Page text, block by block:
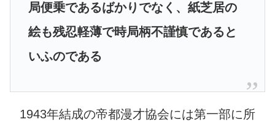
局便乗であるばかりでなく、紙芝居の
絵も残忍軽薄で時局柄不謹慎であると
いふのである
1943年結成の帝都漫才協会には第一部に所